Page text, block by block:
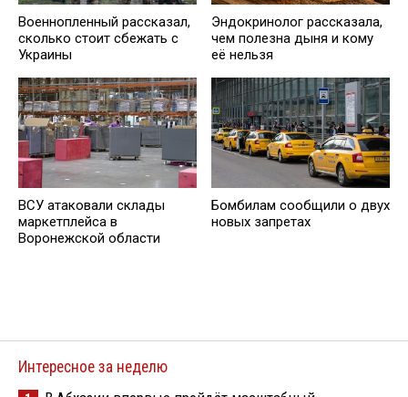
Военнопленный рассказал,
сколько стоит сбежать с
Украины
Эндокринолог рассказала,
чем полезна дыня и кому
её нельзя
ВСУ атаковали склады
маркетплейса в
Воронежской области
Бомбилам сообщили о двух
новых запретах
Интересное за неделю